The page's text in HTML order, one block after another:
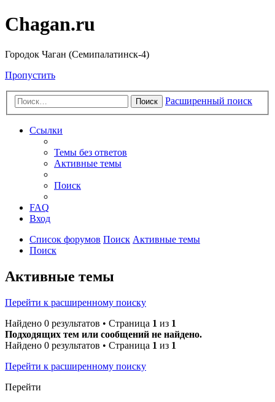
Chagan.ru
Городок Чаган (Семипалатинск-4)
Пропустить
Поиск Расширенный поиск
Ссылки
Темы без ответов
Активные темы
Поиск
FAQ
Вход
Список форумов Поиск Активные темы
Поиск
Активные темы
Перейти к расширенному поиску
Найдено 0 результатов • Страница 1 из 1
Подходящих тем или сообщений не найдено.
Найдено 0 результатов • Страница 1 из 1
Перейти к расширенному поиску
Перейти